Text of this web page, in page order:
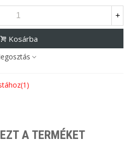
+
Kosárba
(1 )
A TERMÉKET